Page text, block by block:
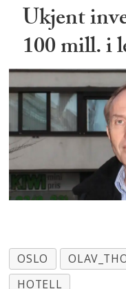
Ukjent
100 mill. i
OSLO
HOTELL